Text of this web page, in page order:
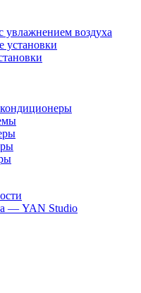
увлажнением воздуха
установки
— YAN Studio